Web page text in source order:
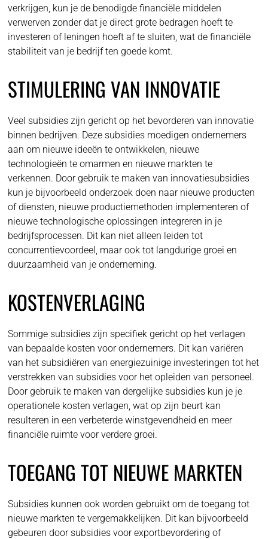
verkrijgen, kun je de benodigde financiële middelen
verwerven zonder dat je direct grote bedragen hoeft te
investeren of leningen hoeft af te sluiten, wat de financiële
stabiliteit van je bedrijf ten goede komt.
STIMULERING VAN INNOVATIE
Veel subsidies zijn gericht op het bevorderen van innovatie
binnen bedrijven. Deze subsidies moedigen ondernemers
aan om nieuwe ideeën te ontwikkelen, nieuwe
technologieën te omarmen en nieuwe markten te
verkennen. Door gebruik te maken van innovatiesubsidies
kun je bijvoorbeeld onderzoek doen naar nieuwe producten
of diensten, nieuwe productiemethoden implementeren of
nieuwe technologische oplossingen integreren in je
bedrijfsprocessen. Dit kan niet alleen leiden tot
concurrentievoordeel, maar ook tot langdurige groei en
duurzaamheid van je onderneming.
KOSTENVERLAGING
Sommige subsidies zijn specifiek gericht op het verlagen
van bepaalde kosten voor ondernemers. Dit kan variëren
van het subsidiëren van energiezuinige investeringen tot het
verstrekken van subsidies voor het opleiden van personeel.
Door gebruik te maken van dergelijke subsidies kun je je
operationele kosten verlagen, wat op zijn beurt kan
resulteren in een verbeterde winstgevendheid en meer
financiële ruimte voor verdere groei.
TOEGANG TOT NIEUWE MARKTEN
Subsidies kunnen ook worden gebruikt om de toegang tot
nieuwe markten te vergemakkelijken. Dit kan bijvoorbeeld
gebeuren door subsidies voor exportbevordering of